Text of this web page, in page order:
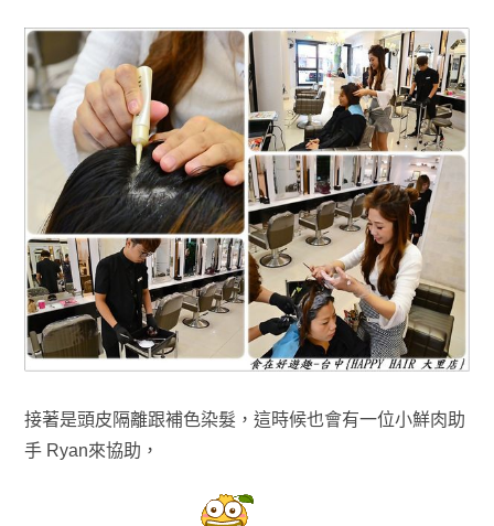
接著是頭皮隔離跟補色染髮，這時候也會有一位小鮮肉助
手 Ryan來協助 ，